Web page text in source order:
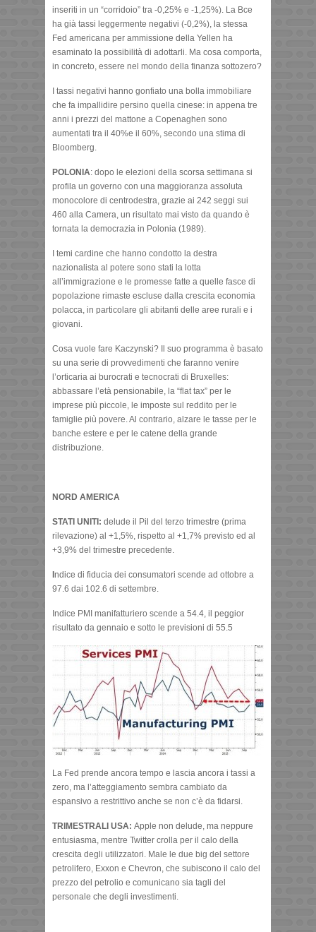
inseriti in un “corridoio” tra -0,25% e -1,25%). La Bce
ha già tassi leggermente negativi (-0,2%), la stessa
Fed americana per ammissione della Yellen ha
esaminato la possibilità di adottarli. Ma cosa comporta,
in concreto, essere nel mondo della finanza sottozero?
I tassi negativi hanno gonfiato una bolla immobiliare
che fa impallidire persino quella cinese: in appena tre
anni i prezzi del mattone a Copenaghen sono
aumentati tra il 40%e il 60%, secondo una stima di
Bloomberg.
POLONIA: dopo le elezioni della scorsa settimana si
profila un governo con una maggioranza assoluta
monocolore di centrodestra, grazie ai 242 seggi sui
460 alla Camera, un risultato mai visto da quando è
tornata la democrazia in Polonia (1989).
I temi cardine che hanno condotto la destra
nazionalista al potere sono stati la lotta
all’immigrazione e le promesse fatte a quelle fasce di
popolazione rimaste escluse dalla crescita economia
polacca, in particolare gli abitanti delle aree rurali e i
giovani.
Cosa vuole fare Kaczynski? Il suo programma è basato
su una serie di provvedimenti che faranno venire
l’orticaria ai burocrati e tecnocrati di Bruxelles:
abbassare l’età pensionabile, la “flat tax” per le
imprese più piccole, le imposte sul reddito per le
famiglie più povere. Al contrario, alzare le tasse per le
banche estere e per le catene della grande
distribuzione.
NORD AMERICA
STATI UNITI: delude il Pil del terzo trimestre (prima
rilevazione) al +1,5%, rispetto al +1,7% previsto ed al
+3,9% del trimestre precedente.
Indice di fiducia dei consumatori scende ad ottobre a
97.6 dai 102.6 di settembre.
Indice PMI manifatturiero scende a 54.4, il peggior
risultato da gennaio e sotto le previsioni di 55.5
La Fed prende ancora tempo e lascia ancora i tassi a
zero, ma l’atteggiamento sembra cambiato da
espansivo a restrittivo anche se non c’è da fidarsi.
TRIMESTRALI USA: Apple non delude, ma neppure
entusiasma, mentre Twitter crolla per il calo della
crescita degli utilizzatori. Male le due big del settore
petrolifero, Exxon e Chevron, che subiscono il calo del
prezzo del petrolio e comunicano sia tagli del
personale che degli investimenti.